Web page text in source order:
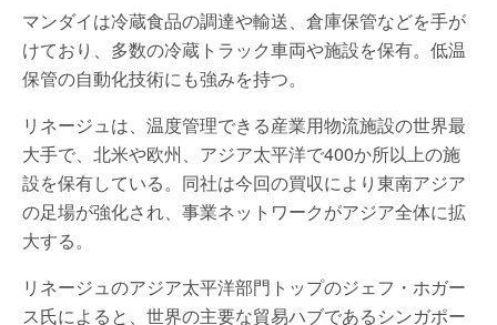
マンダイは冷蔵食品の調達や輸送、倉庫保管などを手が
けており、多数の冷蔵トラック車両や施設を保有。低温
保管の自動化技術にも強みを持つ。
リネージュは、温度管理できる産業用物流施設の世界最
大手で、北米や欧州、アジア太平洋で400か所以上の施
設を保有している。同社は今回の買収により東南アジア
の足場が強化され、事業ネットワークがアジア全体に拡
大する。
リネージュのアジア太平洋部門トップのジェフ・ホガー
ス氏によると、世界の主要な貿易ハブであるシンガポー